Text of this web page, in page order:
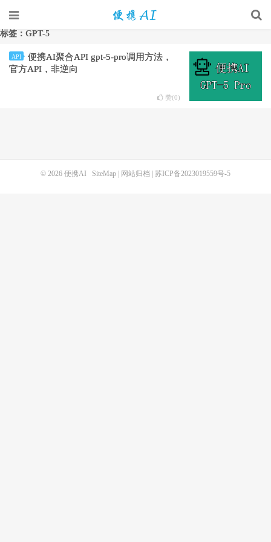
标签：GPT-5
API
便携AI聚合API gpt-5-pro调用方法，
官方API，非逆向
赞(0)
© 2026 便携AI SiteMap 网站归档 苏ICP备2023019559号-5